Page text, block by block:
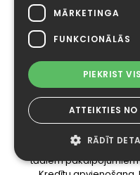
+
* Elizings.lv
Elizings.lv portāls
tādiem pakalpojumiem
MĀRKETINGA
FUNKCIONĀLĀS
PIEKRIST
ATTEIKTIES
RĀDĪT